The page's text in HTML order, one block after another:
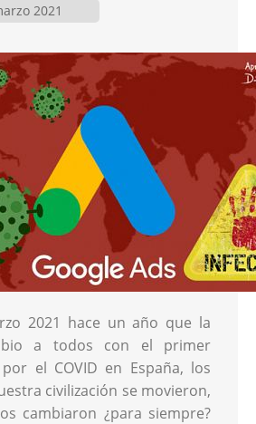
2021
2021 hace un año que la
a todos con el primer
el COVID en España, los
civilización se movieron,
cambiaron ¿para siempre?